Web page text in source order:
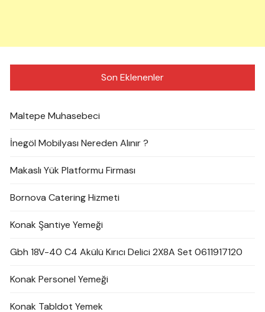
Son Eklenenler
Maltepe Muhasebeci
İnegöl Mobilyası Nereden Alınır ?
Makaslı Yük Platformu Firması
Bornova Catering Hizmeti
Konak Şantiye Yemeği
Gbh 18V-40 C4 Akülü Kırıcı Delici 2X8A Set 0611917120
Konak Personel Yemeği
Konak Tabldot Yemek